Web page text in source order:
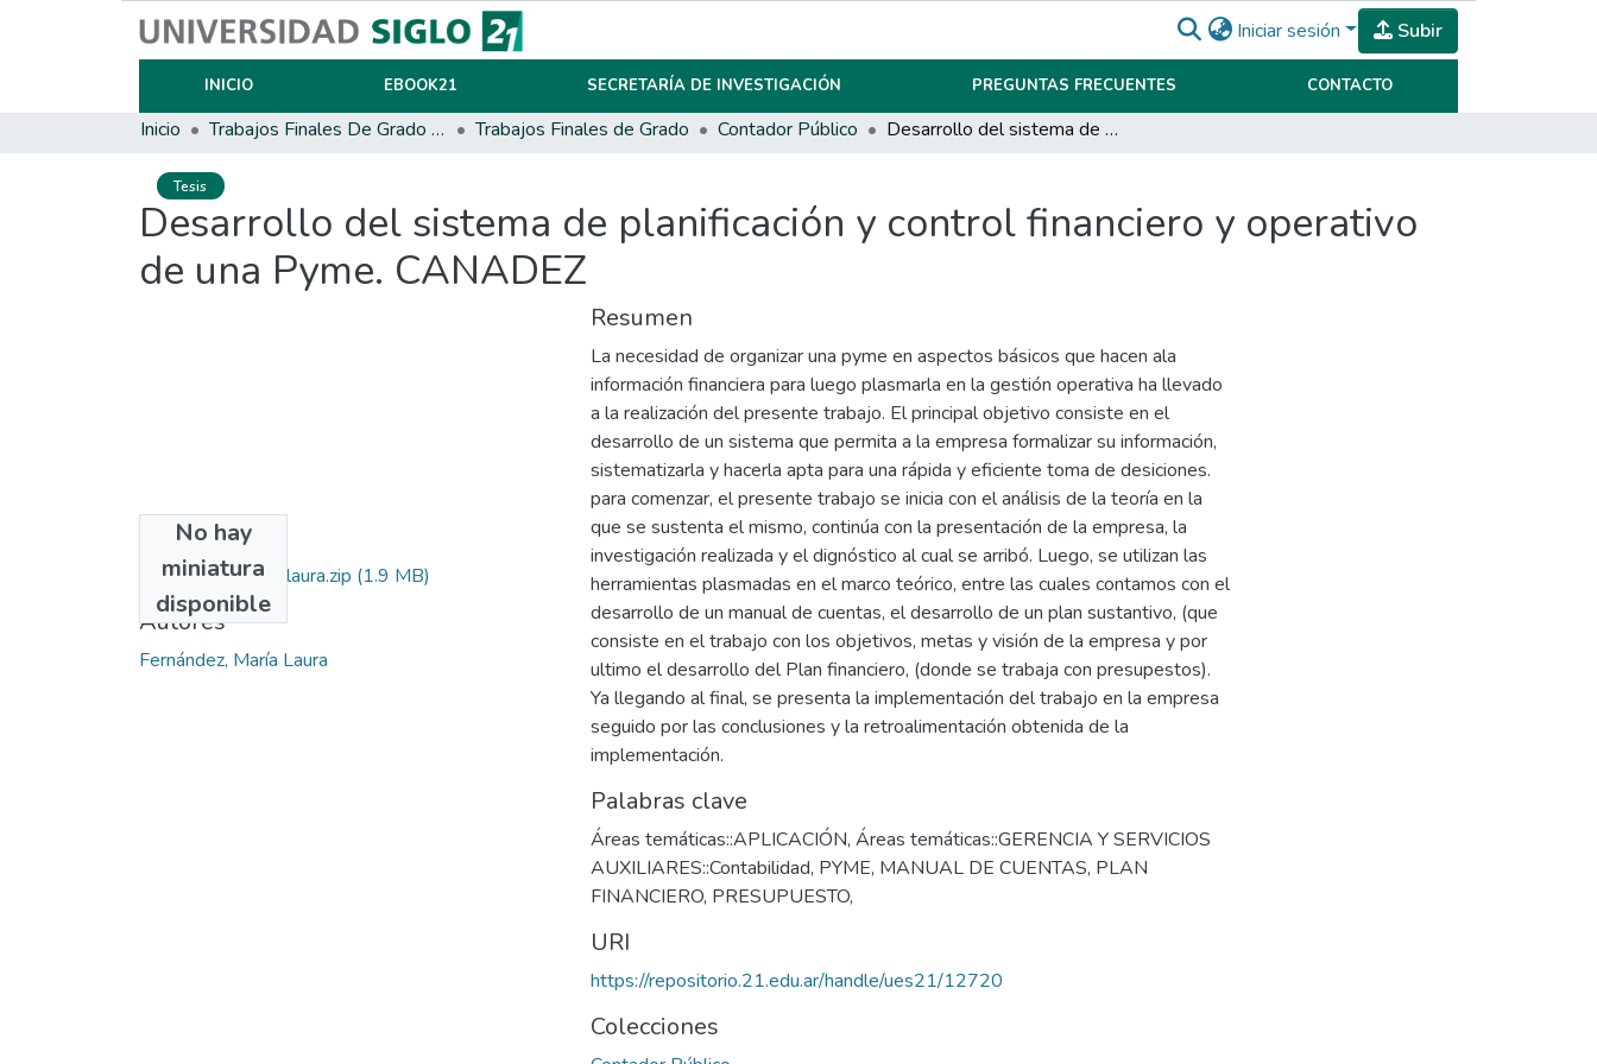
Iniciar sesión Subir
INICIO EBOOK21 SECRETARÍA DE INVESTIGACIÓN PREGUNTAS FRECUENTES CONTACTO
Inicio Trabajos Finales De Grado Y Posgrado Trabajos Finales de Grado Contador Público Desarrollo del sistema de planificación y control financiero y operativo de una Pyme. CANADEZ
Tesis
Desarrollo del sistema de planificación y control financiero y operativo
de una Pyme. CANADEZ
No hay
miniatura
disponible
Archivos
fernández,_maría_laura.zip (1.9 MB)
Autores
Fernández, María Laura
Resumen
La necesidad de organizar una pyme en aspectos básicos que hacen ala
información financiera para luego plasmarla en la gestión operativa ha llevado
a la realización del presente trabajo. El principal objetivo consiste en el
desarrollo de un sistema que permita a la empresa formalizar su información,
sistematizarla y hacerla apta para una rápida y eficiente toma de desiciones.
para comenzar, el presente trabajo se inicia con el análisis de la teoría en la
que se sustenta el mismo, continúa con la presentación de la empresa, la
investigación realizada y el dignóstico al cual se arribó. Luego, se utilizan las
herramientas plasmadas en el marco teórico, entre las cuales contamos con el
desarrollo de un manual de cuentas, el desarrollo de un plan sustantivo, (que
consiste en el trabajo con los objetivos, metas y visión de la empresa y por
ultimo el desarrollo del Plan financiero, (donde se trabaja con presupestos).
Ya llegando al final, se presenta la implementación del trabajo en la empresa
seguido por las conclusiones y la retroalimentación obtenida de la
implementación.
Palabras clave
Áreas temáticas::APLICACIÓN, Áreas temáticas::GERENCIA Y SERVICIOS
AUXILIARES::Contabilidad, PYME, MANUAL DE CUENTAS, PLAN
FINANCIERO, PRESUPUESTO,
URI
https://repositorio.21.edu.ar/handle/ues21/12720
Colecciones